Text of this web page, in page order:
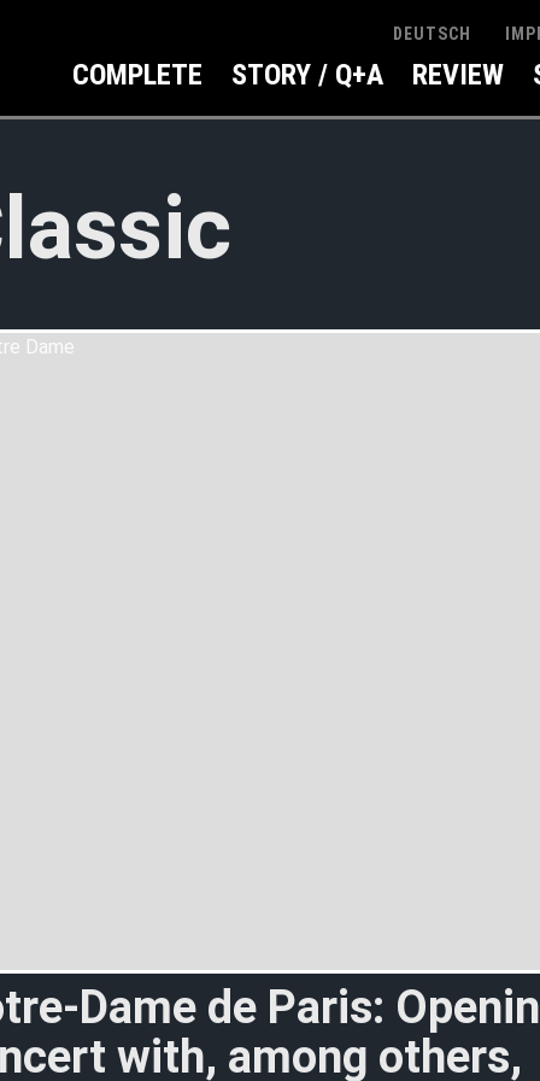
DEUTSCH
COMPLETE STORY / Q+A REVIEW
tre-Dame de Paris: Openin
ncert with, among others,